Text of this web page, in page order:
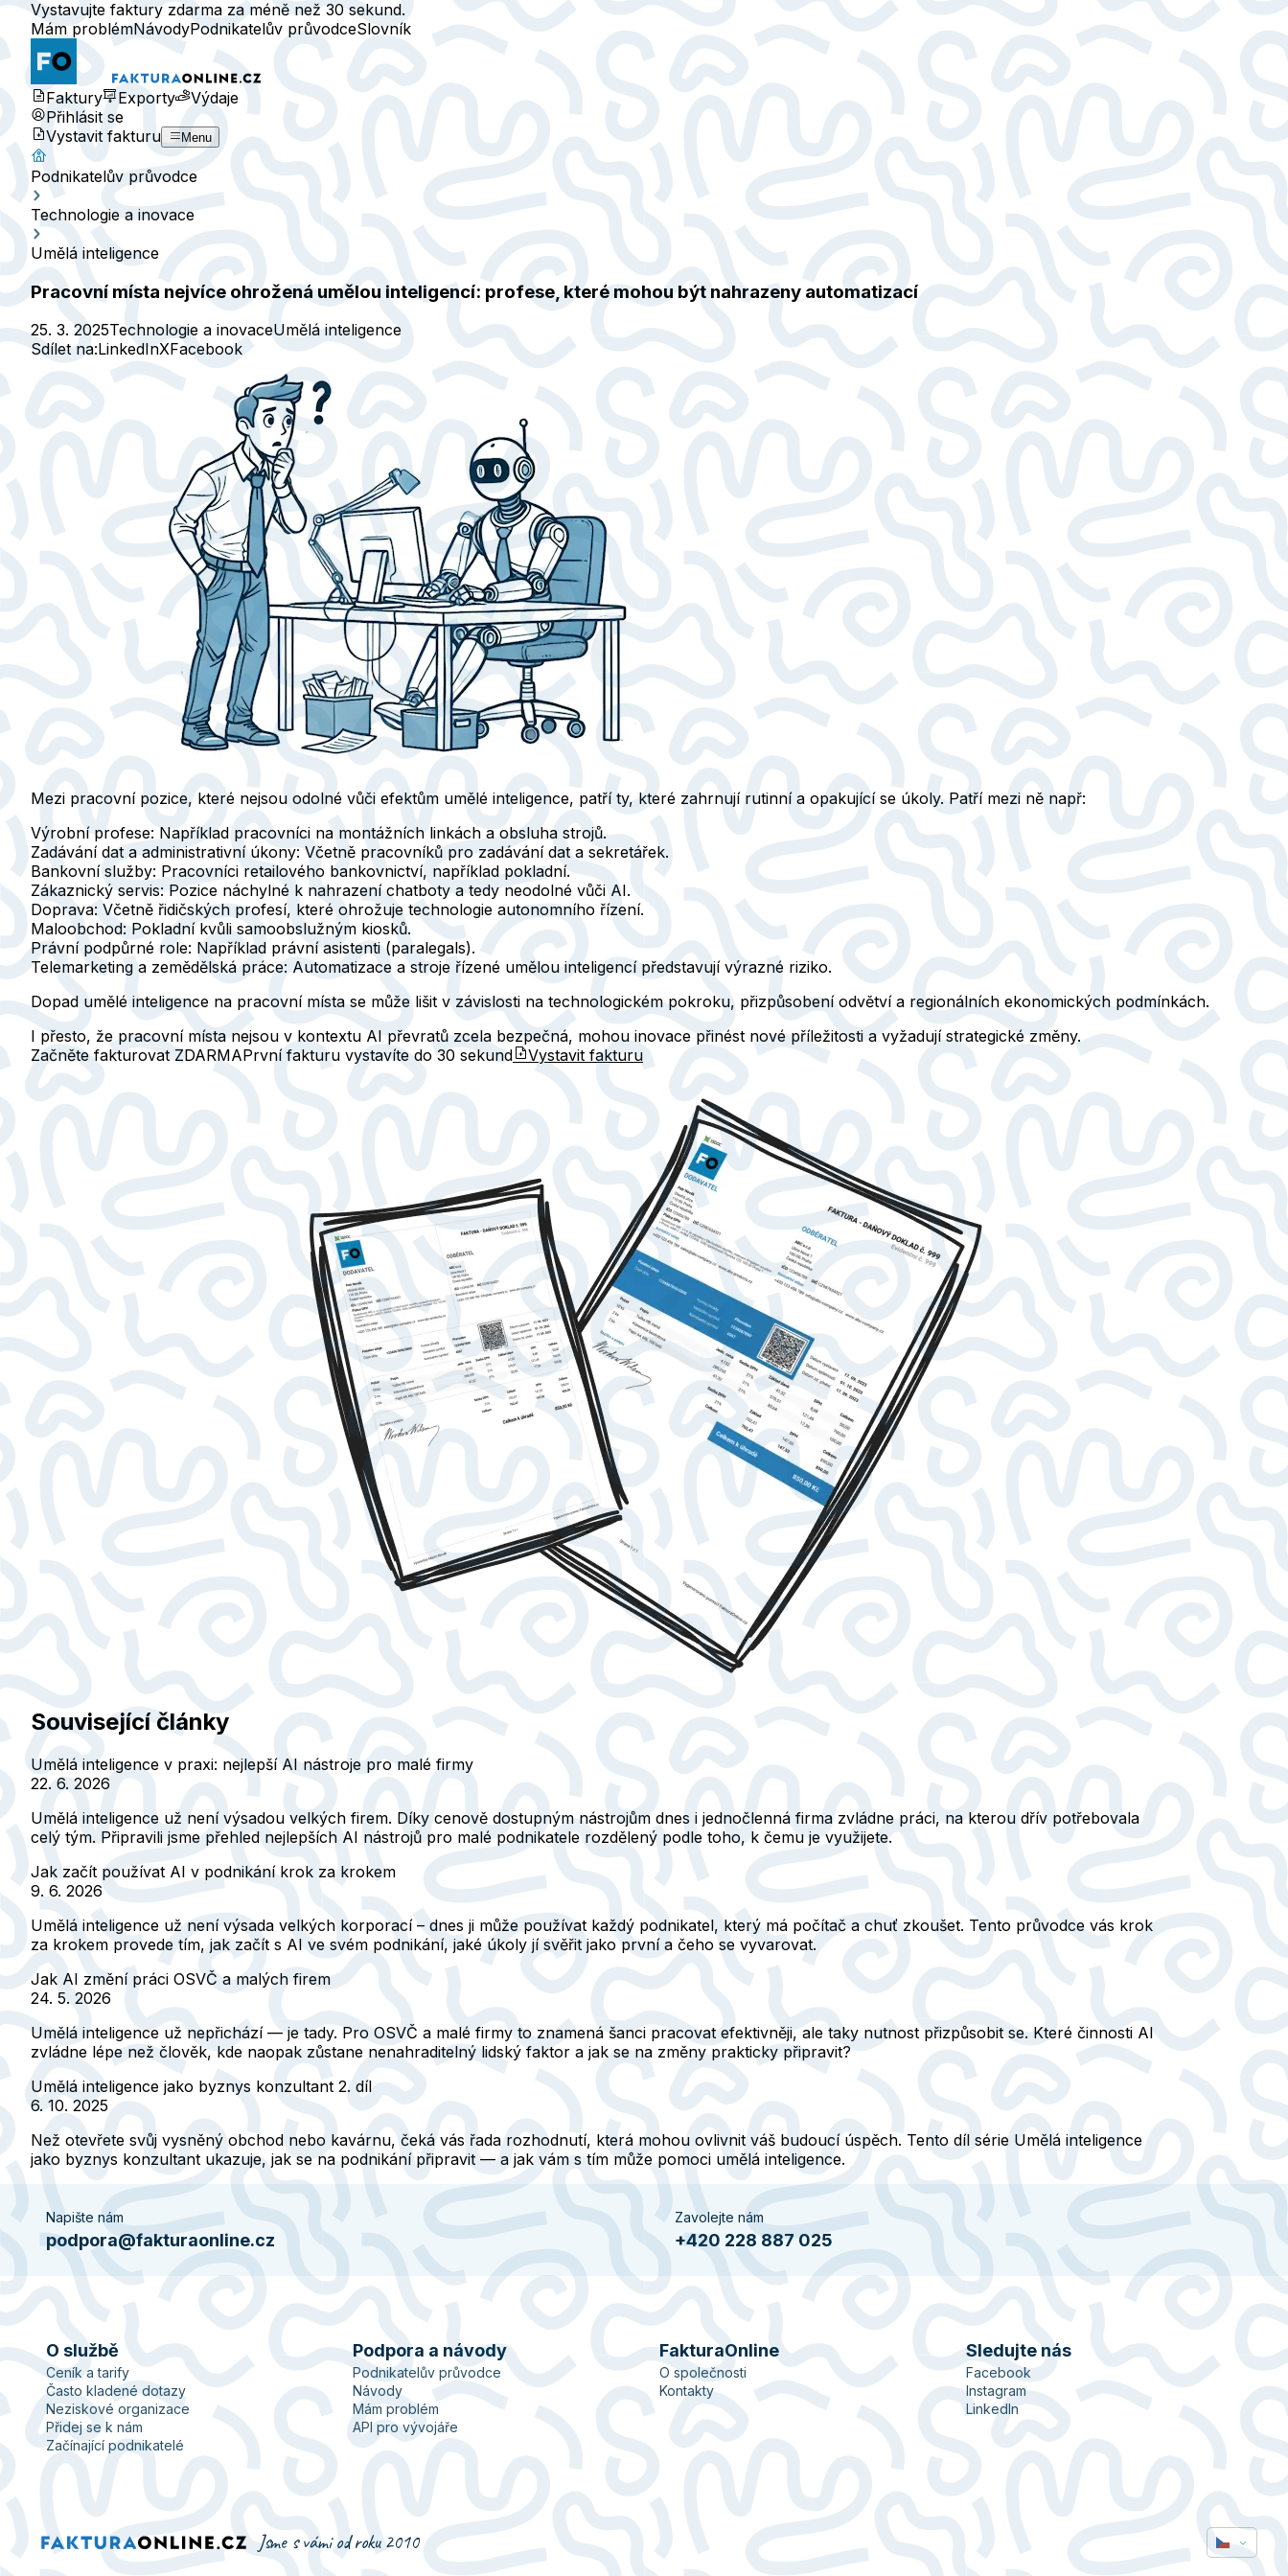
Vystavujte faktury zdarma za méně než 30 sekund.
Mám problémNávodyPodnikatelův průvodceSlovník
Faktury Exporty
Výdaje
Přihlásit se
Vystavit fakturu
Menu
Podnikatelův průvodce
Technologie a inovace
Umělá inteligence
Pracovní místa nejvíce ohrožená umělou inteligencí: profese, které mohou být nahrazeny automatizací
25. 3. 2025Technologie a inovaceUmělá inteligence
Sdílet na:LinkedInXFacebook
Mezi pracovní pozice, které nejsou odolné vůči efektům umělé inteligence, patří ty, které zahrnují rutinní a opakující se úkoly. Patří mezi ně např:
Výrobní profese: Například pracovníci na montážních linkách a obsluha strojů.
Zadávání dat a administrativní úkony: Včetně pracovníků pro zadávání dat a sekretářek.
Bankovní služby: Pracovníci retailového bankovnictví, například pokladní.
Zákaznický servis: Pozice náchylné k nahrazení chatboty a tedy neodolné vůči AI.
Doprava: Včetně řidičských profesí, které ohrožuje technologie autonomního řízení.
Maloobchod: Pokladní kvůli samoobslužným kiosků.
Právní podpůrné role: Například právní asistenti (paralegals).
Telemarketing a zemědělská práce: Automatizace a stroje řízené umělou inteligencí představují výrazné riziko.
Dopad umělé inteligence na pracovní místa se může lišit v závislosti na technologickém pokroku, přizpůsobení odvětví a regionálních ekonomických podmínkách.
I přesto, že pracovní místa nejsou v kontextu AI převratů zcela bezpečná, mohou inovace přinést nové příležitosti a vyžadují strategické změny.
Začněte fakturovat ZDARMAPrvní fakturu vystavíte do 30 sekund Vystavit fakturu
Související články
Umělá inteligence v praxi: nejlepší AI nástroje pro malé firmy
22. 6. 2026
Umělá inteligence už není výsadou velkých firem. Díky cenově dostupným nástrojům dnes i jednočlenná firma zvládne práci, na kterou dřív potřebovala
celý tým. Připravili jsme přehled nejlepších AI nástrojů pro malé podnikatele rozdělený podle toho, k čemu je využijete.
Jak začít používat AI v podnikání krok za krokem
9. 6. 2026
Umělá inteligence už není výsada velkých korporací – dnes ji může používat každý podnikatel, který má počítač a chuť zkoušet. Tento průvodce vás krok
za krokem provede tím, jak začít s AI ve svém podnikání, jaké úkoly jí svěřit jako první a čeho se vyvarovat.
Jak AI změní práci OSVČ a malých firem
24. 5. 2026
Umělá inteligence už nepřichází — je tady. Pro OSVČ a malé firmy to znamená šanci pracovat efektivněji, ale taky nutnost přizpůsobit se. Které činnosti AI
zvládne lépe než člověk, kde naopak zůstane nenahraditelný lidský faktor a jak se na změny prakticky připravit?
Umělá inteligence jako byznys konzultant 2. díl
6. 10. 2025
Než otevřete svůj vysněný obchod nebo kavárnu, čeká vás řada rozhodnutí, která mohou ovlivnit váš budoucí úspěch. Tento díl série Umělá inteligence
jako byznys konzultant ukazuje, jak se na podnikání připravit — a jak vám s tím může pomoci umělá inteligence.
Napište nám
podpora@fakturaonline.cz
Zavolejte nám
+420 228 887 025
O službě
Ceník a tarify
Často kladené dotazy
Neziskové organizace
Přidej se k nám
Začínající podnikatelé
Podpora a návody
Podnikatelův průvodce
Návody
Mám problém
API pro vývojáře
FakturaOnline
O společnosti
Kontakty
Sledujte nás
Facebook
Instagram
LinkedIn
Jsme s vámi od roku 2010